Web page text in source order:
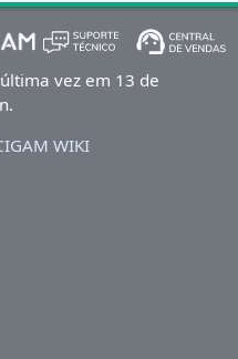
vez em 13 de
WIKI